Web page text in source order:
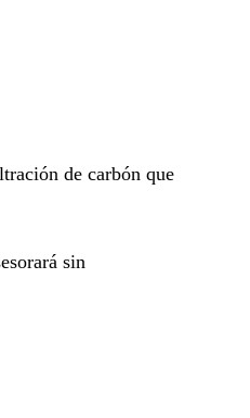
de carbón que
sin